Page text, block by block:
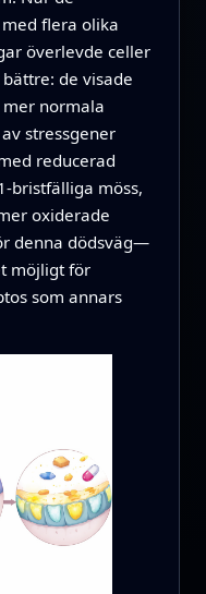
flera olika
överlevde celler
de visade
normala
stressgener
reducerad
bristfälliga möss,
oxiderade
denna dödsväg—
möjligt för
som annars